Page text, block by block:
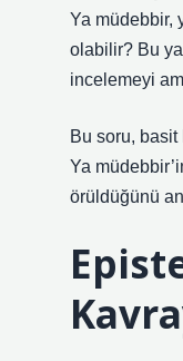
Ya müdebbir,
olabilir? Bu
incelemeyi
Bu soru, basit
Ya
örüldüğünü